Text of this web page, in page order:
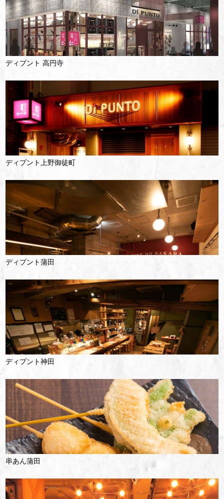
ディプント 高円寺
ディプント上野御徒町
ディプント蒲田
ディプント神田
串あん蒲田